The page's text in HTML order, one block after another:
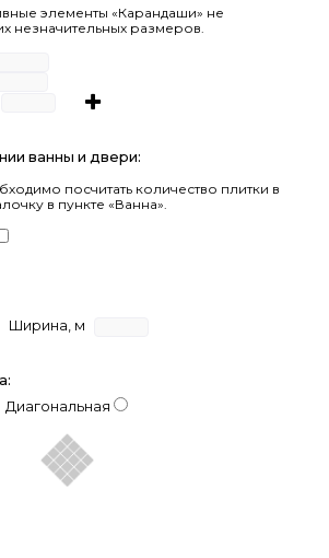
элементы «Карандаши» не
незначительных размеров.
ванны и двери:
посчитать количество плитки в
в пункте «Ванна».
Ширина, м
Диагональная